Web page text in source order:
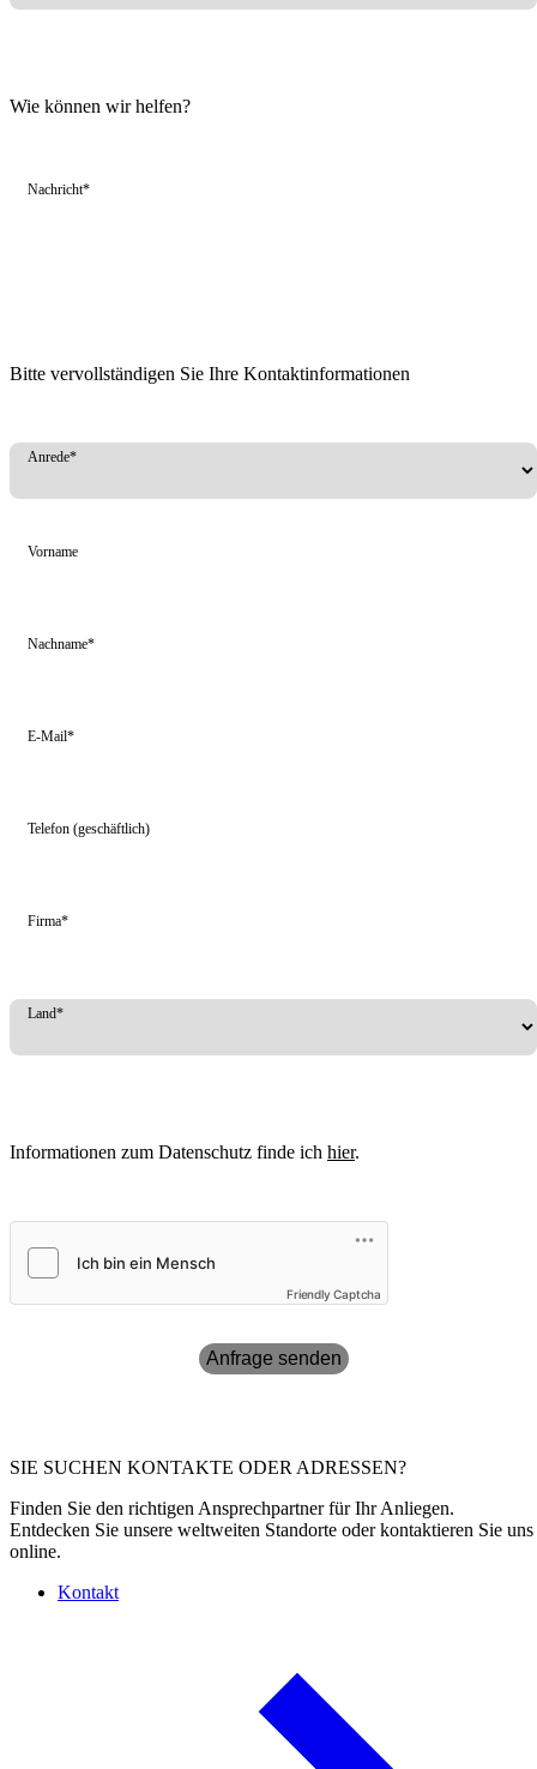
Wie können wir helfen?
Nachricht*
Bitte vervollständigen Sie Ihre Kontaktinformationen
Anrede*
Vorname
Nachname*
E-Mail*
Telefon (geschäftlich)
Firma*
Land*
Informationen zum Datenschutz finde ich hier.
Friendly Captcha
Anfrage senden
SIE SUCHEN KONTAKTE ODER ADRESSEN?
Finden Sie den richtigen Ansprechpartner für Ihr Anliegen.
Entdecken Sie unsere weltweiten Standorte oder kontaktieren Sie uns
online.
Kontakt